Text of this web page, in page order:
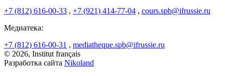
+7 (812) 616-00-33 , +7 (921) 414-77-04 , cours.spb@ifrussie.ru
Медиатека:
+7 (812) 616-00-31 , mediatheque.spb@ifrussie.ru
© 2026, Institut français
Разработка сайта Nikoland